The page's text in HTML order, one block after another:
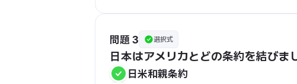
問題 3 選択式
日本はアメリカとどの条約を結びま
日米和親条約